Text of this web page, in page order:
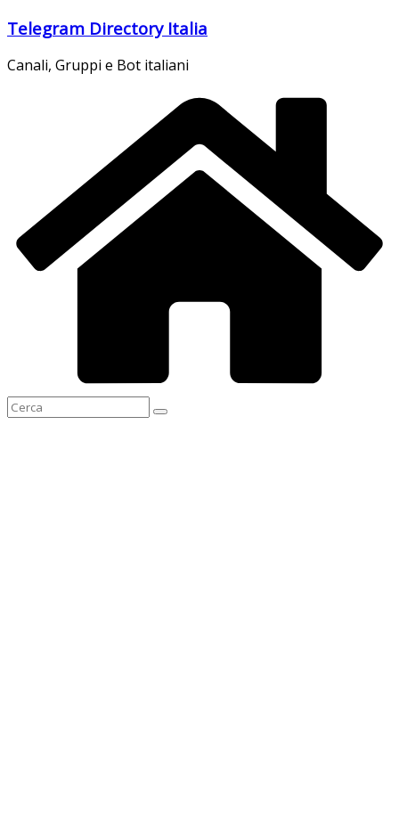
Salta
contenuto
Telegram Directory Italia
Canali, Gruppi e Bot italiani